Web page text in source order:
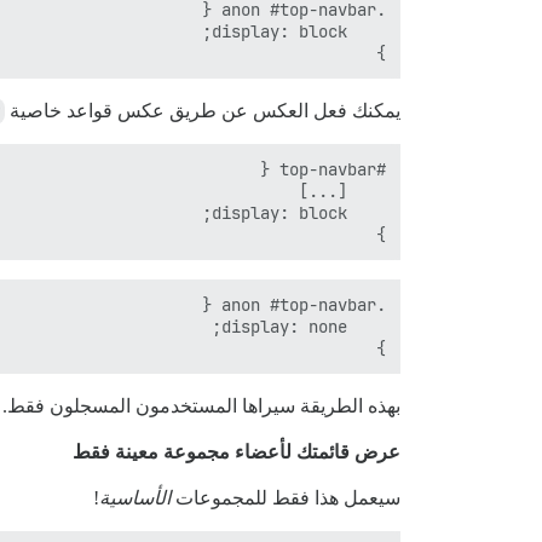
}
يمكنك فعل العكس عن طريق عكس قواعد خاصية
}
}
بهذه الطريقة سيراها المستخدمون المسجلون فقط.
عرض قائمتك لأعضاء مجموعة معينة فقط
سيعمل هذا فقط للمجموعاتالأساسية!